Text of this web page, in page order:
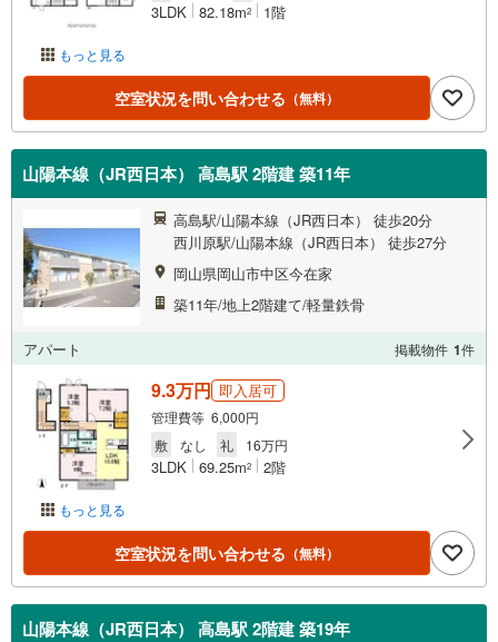
もっと見る
3LDK 82.18m2 1階
空室状況を問い合わせる （無料）
山陽本線（JR西日本） 高島駅 2階建 築11年
高島駅/山陽本線（JR西日本） 徒歩20分
西川原駅/山陽本線（JR西日本） 徒歩27分
岡山県岡山市中区今在家
築11年/地上2階建て/軽量鉄骨
アパート 掲載物件 1件
もっと見る
9.3万円 即入居可
管理費等 6,000円
敷
なし 礼 16万円
3LDK 69.25m2 2階
空室状況を問い合わせる （無料）
山陽本線（JR西日本） 高島駅 2階建 築19年